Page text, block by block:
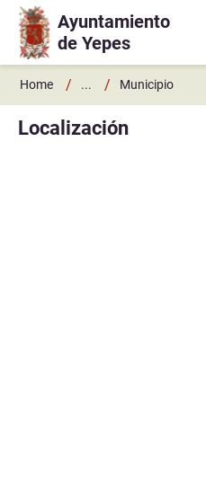
Ir a contenido principal
Ayuntamiento
de Yepes
Home / ... / Municipio
Localización